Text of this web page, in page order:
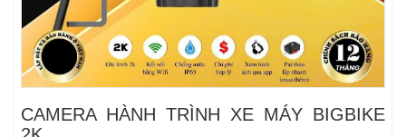
CAMERA HÀNH TRÌNH XE MÁY BIGBIKE